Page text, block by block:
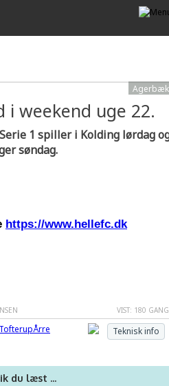
Agerbæk
i weekend uge 22.
1 spiller i Kolding lørdag
søndag.
https://www.hellefc.dk
VIST: 180
Årre Teknisk info
du læst ...